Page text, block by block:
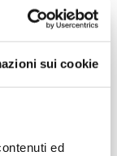
sui cookie
ed
IRCCS